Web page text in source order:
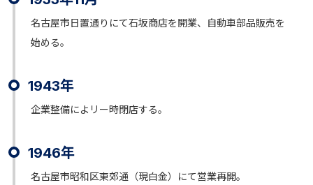
名古屋市日置通りにて石坂商店を開業、自動車部品販売を
始める。
1943年
企業整備によリー時閉店する。
1946年
名古屋市昭和区東郊通（現白金）にて営業再開。